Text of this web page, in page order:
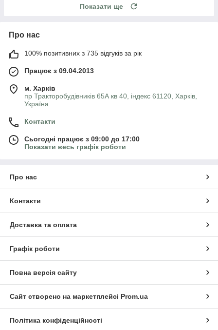
Показати ще
Про нас
100% позитивних з 735 відгуків за рік
Працює з 09.04.2013
м. Харків
пр Тракторобудівників 65А кв 40, індекс 61120, Харків,
Україна
Контакти
Сьогодні працює з 09:00 до 17:00
Показати весь графік роботи
Про нас
Контакти
Доставка та оплата
Графік роботи
Повна версія сайту
Сайт створено на маркетплейсі Prom.ua
Політика конфіденційності